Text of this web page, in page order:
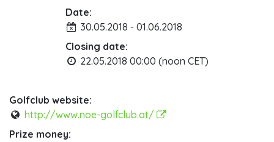
Date:
30.05.2018 - 01.06.2018
Closing date:
22.05.2018 00:00 (noon CET)
Golfclub website:
http://www.noe-golfclub.at/
Prize money: